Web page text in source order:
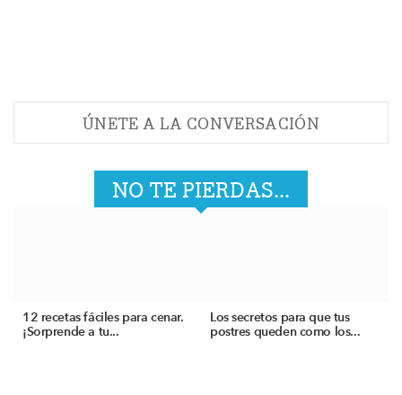
ÚNETE A LA CONVERSACIÓN
NO TE PIERDAS...
12 recetas fáciles para cenar.
¡Sorprende a tu...
Los secretos para que tus
postres queden como los...